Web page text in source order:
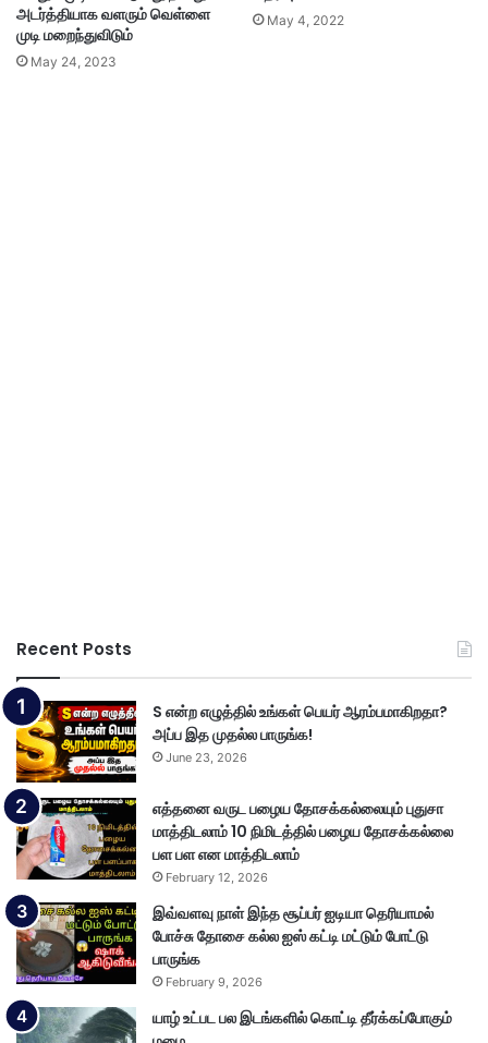
அடர்த்தியாக வளரும் வெள்ளை
முடி மறைந்துவிடும்
May 24, 2023
May 4, 2022
Recent Posts
S என்ற எழுத்தில் உங்கள் பெயர் ஆரம்பமாகிறதா?
அப்ப இத முதல்ல பாருங்க!
June 23, 2026
எத்தனை வருட பழைய தோசக்கல்லையும் புதுசா
மாத்திடலாம் 10 நிமிடத்தில் பழைய தோசக்கல்லை
பள பள என மாத்திடலாம்
February 12, 2026
இவ்வளவு நாள் இந்த சூப்பர் ஐடியா தெரியாமல்
போச்சு தோசை கல்ல ஐஸ் கட்டி மட்டும் போட்டு
பாருங்க
February 9, 2026
யாழ் உட்பட பல இடங்களில் கொட்டி தீர்க்கப்போகும்